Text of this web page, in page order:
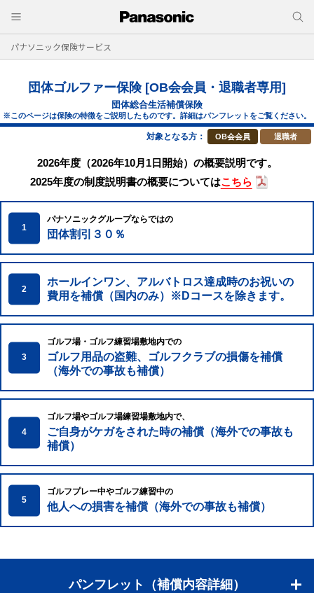
パナソニック保険サービス
団体ゴルファー保険 [OB会会員・退職者専用]
団体総合生活補償保険
※このページは保険の特徴をご説明したものです。詳細はパンフレットをご覧ください。
対象となる方： OB会会員 退職者
2026年度（2026年10月1日開始）の概要説明です。
2025年度の制度説明書の概要についてはこちら
1
パナソニックグループならではの
団体割引３０％
2
ホールインワン、アルバトロス達成時のお祝いの
費用を補償（国内のみ）※Dコースを除きます。
3
ゴルフ場・ゴルフ練習場敷地内での
ゴルフ用品の盗難、ゴルフクラブの損傷を補償
（海外での事故も補償）
4
ゴルフ場やゴルフ場練習場敷地内で、
ご自身がケガをされた時の補償（海外での事故も
補償）
5
ゴルフプレー中やゴルフ練習中の
他人への損害を補償（海外での事故も補償）
パンフレット（補償内容詳細）